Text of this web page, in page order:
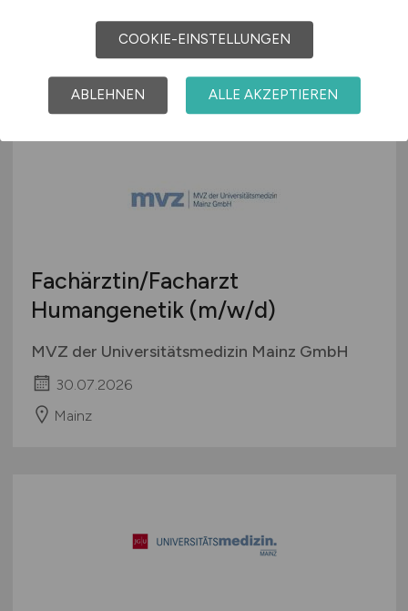
30.07.2026
Fachärztin/Facharzt
Humangenetik (m/w/d)
MVZ der Universitätsmedizin Mainz GmbH
30.07.2026
Mainz
COOKIE-EINSTELLUNGEN
ABLEHNEN ALLE AKZEPTIEREN